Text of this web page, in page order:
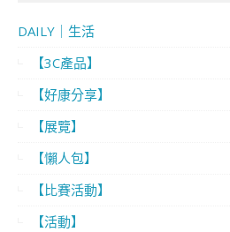
DAILY｜生活
【3C產品】
【好康分享】
【展覽】
【懶人包】
【比賽活動】
【活動】